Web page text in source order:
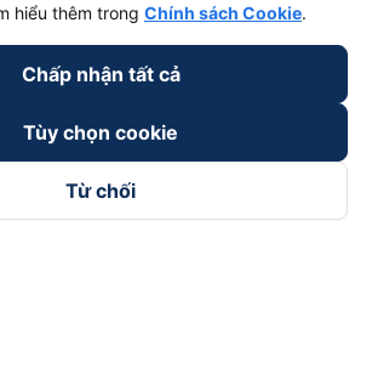
hiểu thêm trong Chính sách Cookie.
Chấp nhận tất cả
Tùy chọn cookie
Từ chối